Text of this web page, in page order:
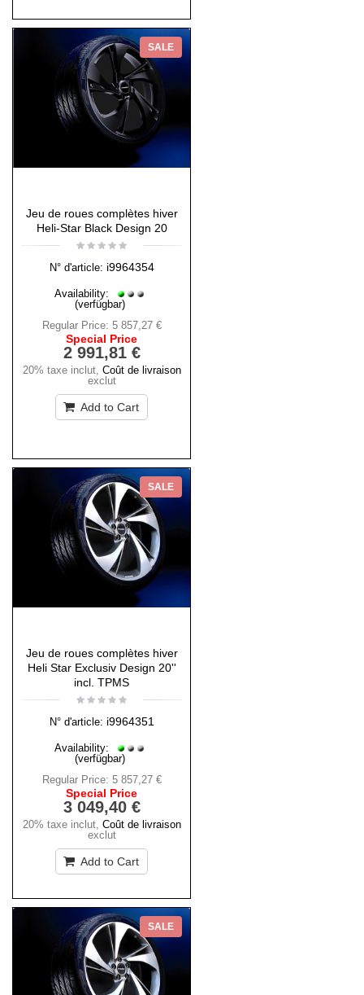
SALE
Jeu de roues complètes hiver
Heli-Star Black Design 20
N° d'article: i9964354
Availability:
(verfügbar)
Regular Price: 5 857,27 €
Special Price
2 991,81 €
20% taxe inclut, Coût de livraison
exclut
Add to Cart
SALE
Jeu de roues complètes hiver
Heli Star Exclusiv Design 20''
incl. TPMS
N° d'article: i9964351
Availability:
(verfügbar)
Regular Price: 5 857,27 €
Special Price
3 049,40 €
20% taxe inclut, Coût de livraison
exclut
Add to Cart
SALE